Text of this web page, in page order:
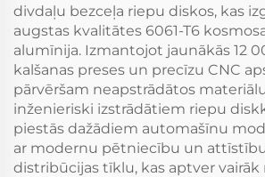
divdaļu bezceļa riepu diskos, kas
augstas kvalitātes 6061-T6
alumīnija. Izmantojot jaunākās 12
kalšanas preses un precīzu CNC
pārvēršam neapstrādātos
inženieriski izstrādātiem riepu
piestās dažādiem automašīnu
ar modernu pētniecību un
distribūcijas tīklu, kas aptver vairāk